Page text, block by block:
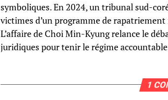
symboliques. En 2024, un tribunal sud-
victimes d’un programme de
L’affaire de Choi Min-Kyung relance le
juridiques pour tenir le régime
1